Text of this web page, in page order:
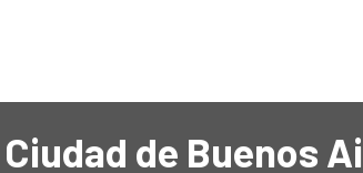
de Buenos